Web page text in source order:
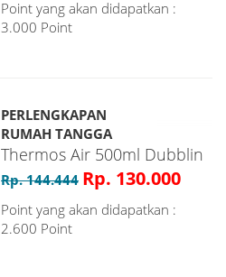
Point yang akan didapatkan :
3.000 Point
PERLENGKAPAN
RUMAH TANGGA
Thermos Air 500ml Dubblin
Rp. 144.444 Rp. 130.000
Point yang akan didapatkan :
2.600 Point